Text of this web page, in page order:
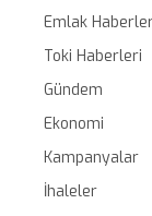
Emlak
Toki Haberleri
Gündem
Ekonomi
Kampanyalar
İhaleler